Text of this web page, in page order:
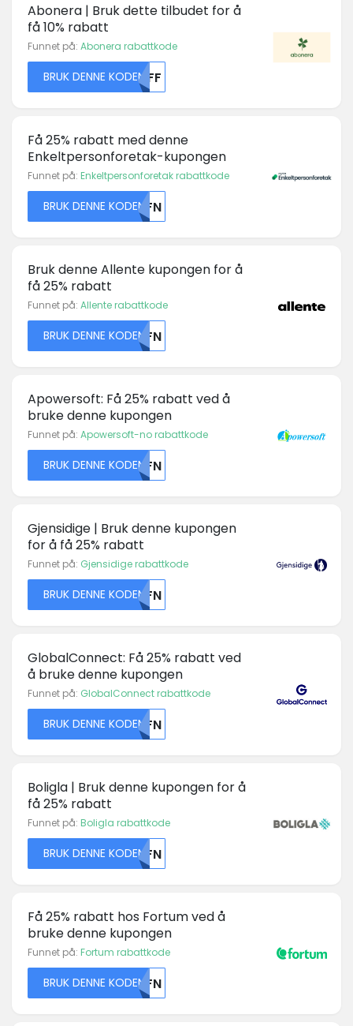
Abonera | Bruk dette tilbudet for å
få 10% rabatt
Funnet på: Abonera rabattkode
BRUK DENNE KODENMDFF
Få 25% rabatt med denne
Enkeltpersonforetak-kupongen
Funnet på: Enkeltpersonforetak rabattkode
BRUK DENNE KODENU0FN
Bruk denne Allente kupongen for å
få 25% rabatt
Funnet på: Allente rabattkode
BRUK DENNE KODENU0FN
Apowersoft: Få 25% rabatt ved å
bruke denne kupongen
Funnet på: Apowersoft-no rabattkode
BRUK DENNE KODENU0FN
Gjensidige | Bruk denne kupongen
for å få 25% rabatt
Funnet på: Gjensidige rabattkode
BRUK DENNE KODENU0FN
GlobalConnect: Få 25% rabatt ved
å bruke denne kupongen
Funnet på: GlobalConnect rabattkode
BRUK DENNE KODENU0FN
Boligla | Bruk denne kupongen for å
få 25% rabatt
Funnet på: Boligla rabattkode
BRUK DENNE KODENU0FN
Få 25% rabatt hos Fortum ved å
bruke denne kupongen
Funnet på: Fortum rabattkode
BRUK DENNE KODENU0FN